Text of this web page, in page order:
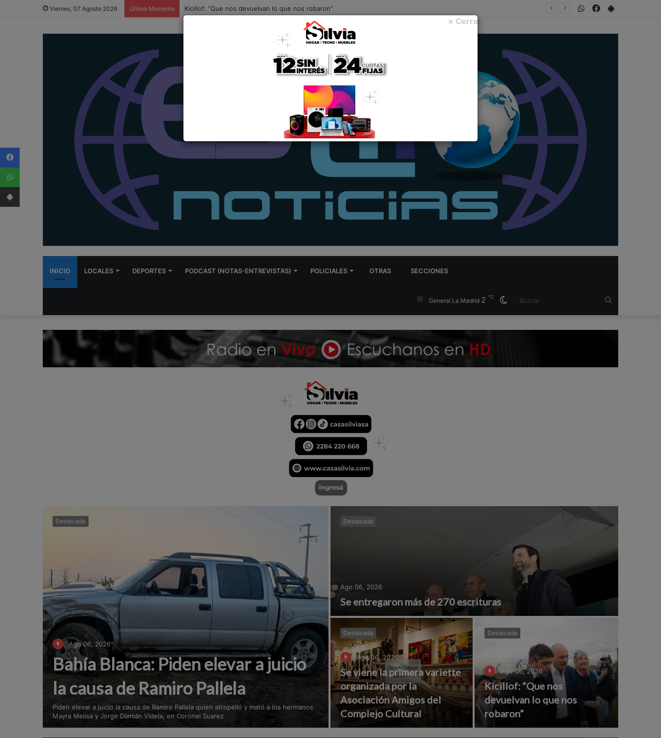
Viernes, 07 Agosto 2026 Último Momento “Alguien los estafó pero nos unimos y pensamos cómo mejorar y lograr esta obra maravillosa” PlayStore
Facebook
WhatsApp
INICIO LOCALES DEPORTES PODCAST (NOTAS-ENTREVISTAS) POLICIALES OTRAS SECCIONES
Cambiar
modo
General La Madrid 2 ℃
Destacada
Ago 06, 2026
Bahía Blanca: Piden elevar a juicio
la causa de Ramiro Pallela
Piden elevar a juicio la causa de Ramiro Pallela quien atropelló y mató a los hermanos
Mayra Melisa y Jorge Damián Videla, en Coronel Suarez
Destacada
Ago 06, 2026
Se entregaron más de 270 escrituras
Destacada
Ago 06, 2026
Se viene la primera variette
organizada por la
Asociación Amigos del
Complejo Cultural
Destacada
Ago 06, 2026
Kicillof: “Que nos
devuelvan lo que nos
robaron”
× Cerrar